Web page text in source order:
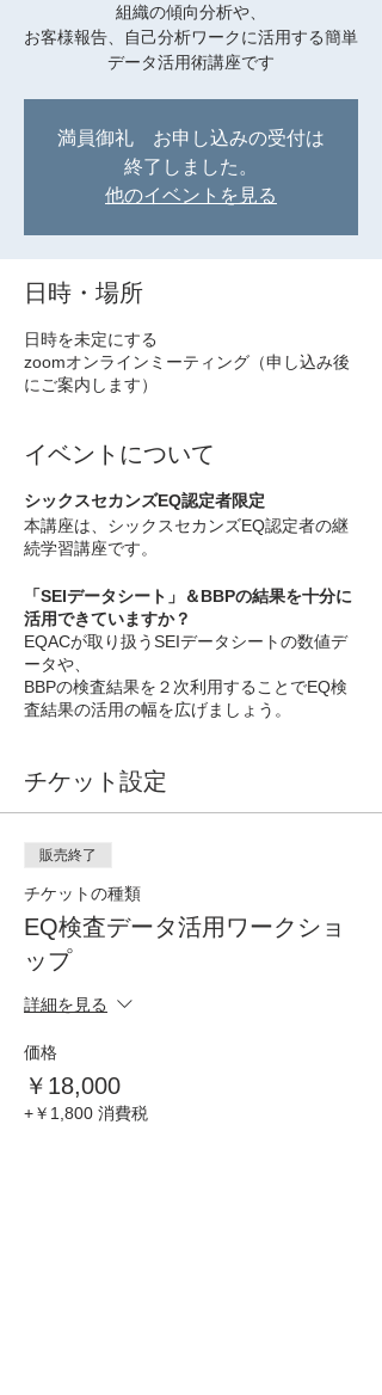
組織の傾向分析や、
お客様報告、自己分析ワークに活用する簡単
データ活用術講座です
満員御礼 お申し込みの受付は
終了しました。
他のイベントを見る
日時・場所
日時を未定にする
zoomオンラインミーティング（申し込み後
にご案内します）
イベントについて
シックスセカンズEQ認定者限定
本講座は、シックスセカンズEQ認定者の継
続学習講座です。
「SEIデータシート」＆BBPの結果を十分に
活用できていますか？
EQACが取り扱うSEIデータシートの数値デ
ータや、
BBPの検査結果を２次利用することでEQ検
査結果の活用の幅を広げましょう。
・SEIデータシートの数値データ
していいか迷っている
・BBP結果を組織分析に
いる
・サクセスファクターやアセットと機会
っと有効活用したい
・お客様にEQを用いた研修の効果を具体的
・効果測定としての利用（研修オーナー向け
に研修効果の報告）
・BBPの結果から組織の傾向分析
チケット設定
販売終了
チケットの種類
EQ検査データ活用ワークショ
ップ
詳細を見る
価格
￥18,000
+￥1,800 消費税